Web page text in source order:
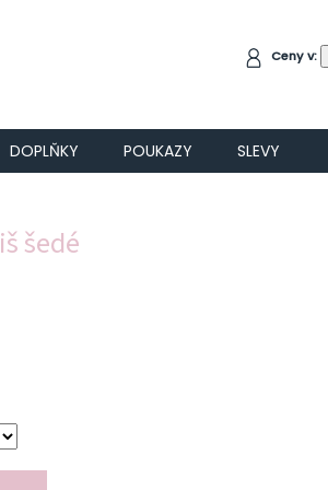
NÁKUPNÍCeny v:
DOPLŇKY POUKAZY SLEVY
šedé